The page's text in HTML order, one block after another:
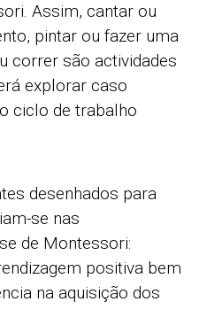
Assim, cantar ou
pintar ou fazer uma
correr são actividades
explorar caso
ciclo de trabalho
desenhados para
se nas
de Montessori:
positiva bem
na aquisição dos